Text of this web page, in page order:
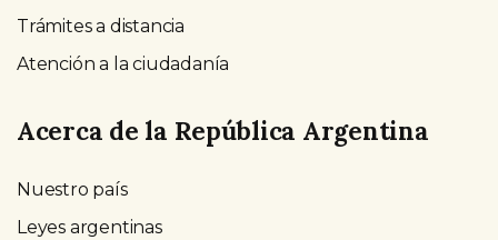
Trámites a distancia
Atención a la ciudadanía
Acerca de la República Argentina
Nuestro país
Leyes argentinas